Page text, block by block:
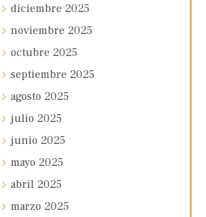
diciembre 2025
noviembre 2025
octubre 2025
septiembre 2025
agosto 2025
julio 2025
junio 2025
mayo 2025
abril 2025
marzo 2025